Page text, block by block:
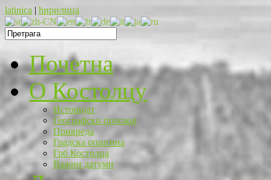
latinica | ћирилица
Почетна
O Костолцу
Историјат
Географски положај
Привреда
Градска општина
Грб Костолца
Важни датуми